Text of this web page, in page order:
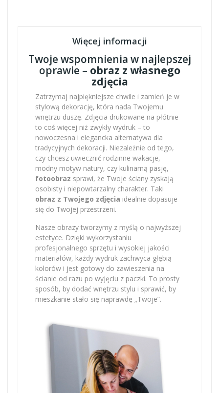
Więcej informacji
Twoje wspomnienia w najlepszej
oprawie – obraz z własnego
zdjęcia
Zatrzymaj najpiękniejsze chwile i zamień je w
stylową dekorację, która nada Twojemu
wnętrzu duszę. Zdjęcia drukowane na płótnie
to coś więcej niż zwykły wydruk – to
nowoczesna i elegancka alternatywa dla
tradycyjnych dekoracji. Niezależnie od tego,
czy chcesz uwiecznić rodzinne wakacje,
modny motyw natury, czy kulinarną pasję,
fotoobraz sprawi, że Twoje ściany zyskają
osobisty i niepowtarzalny charakter. Taki
obraz z Twojego zdjęcia idealnie dopasuje
się do Twojej przestrzeni.
Nasze obrazy tworzymy z myślą o najwyższej
estetyce. Dzięki wykorzystaniu
profesjonalnego sprzętu i wysokiej jakości
materiałów, każdy wydruk zachwyca głębią
kolorów i jest gotowy do zawieszenia na
ścianie od razu po wyjęciu z paczki. To prosty
sposób, by dodać wnętrzu stylu i sprawić, by
mieszkanie stało się naprawdę „Twoje”.